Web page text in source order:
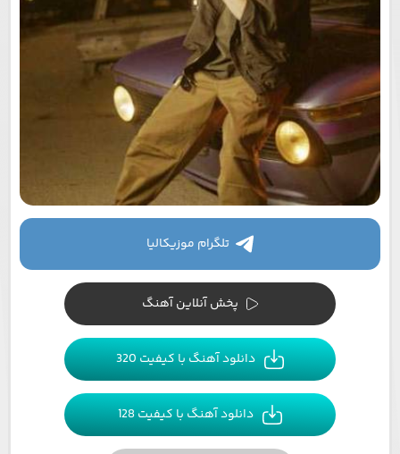
تلگرام موزیکالیا
پخش آنلاین آهنگ
دانلود آهنگ با کیفیت 320
دانلود آهنگ با کیفیت 128